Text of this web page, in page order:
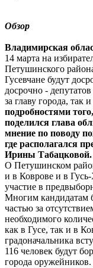
Обзор
Владимирская
14 марта на
Петушинского
Гусевчане будут
досрочно -
за главу города, так
подробностями
поделился глава
мнение по поводу
где располагался
Ирины Табацковой.
О Петушинском
и в Коврове и в
участие в
Многим кандидатам
частью за
необходимого
как в Гусе, так и в
градоначальника
116 человек будут
города